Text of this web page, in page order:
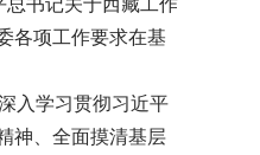
总书记关于西藏工作
各项工作要求在基
入学习贯彻习近平
神、全面摸清基层